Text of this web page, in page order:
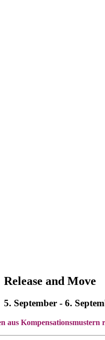
Release and Move
5. September - 6.
aus